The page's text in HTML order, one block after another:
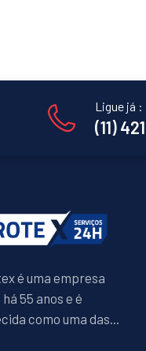
Ligue já :
(11)
é uma empresa
55 anos e é
como uma das...